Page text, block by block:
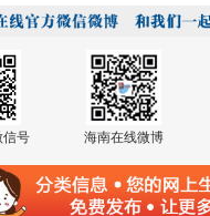
信号 海南在线微博